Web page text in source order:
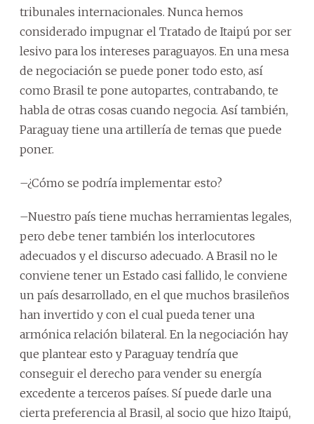
tribunales internacionales. Nunca hemos
considerado impugnar el Tratado de Itaipú por ser
lesivo para los intereses paraguayos. En una mesa
de negociación se puede poner todo esto, así
como Brasil te pone autopartes, contrabando, te
habla de otras cosas cuando negocia. Así también,
Paraguay tiene una artillería de temas que puede
poner.
–¿Cómo se podría implementar esto?
–Nuestro país tiene muchas herramientas legales,
pero debe tener también los interlocutores
adecuados y el discurso adecuado. A Brasil no le
conviene tener un Estado casi fallido, le conviene
un país desarrollado, en el que muchos brasileños
han invertido y con el cual pueda tener una
armónica relación bilateral. En la negociación hay
que plantear esto y Paraguay tendría que
conseguir el derecho para vender su energía
excedente a terceros países. Sí puede darle una
cierta preferencia al Brasil, al socio que hizo Itaipú,